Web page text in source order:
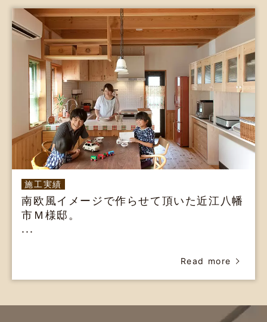
施工実績
南欧風イメージで作らせて頂いた近江八幡
市Ｍ様邸。
...
Read more